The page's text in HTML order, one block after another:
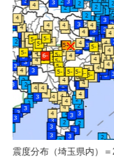
震度分布（埼玉県内）